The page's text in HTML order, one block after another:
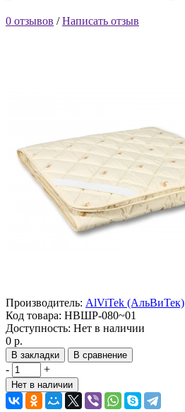
0 отзывов /Написать отзыв
Производитель: AlViTek (АльВиТек)
Код товара: НВШР-080~01
Доступность: Нет в наличии
0 р.
В закладки В сравнение
- +
Нет в наличии